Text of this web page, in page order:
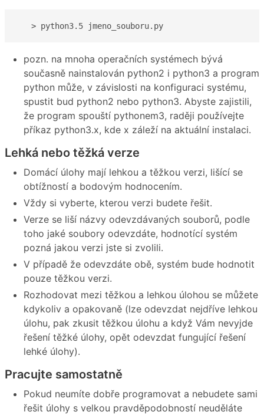
   > python3.5 jmeno_souboru.py
pozn. na mnoha operačních systémech bývá
současně nainstalován python2 i python3 a program
python může, v závislosti na konfiguraci systému,
spustit bud python2 nebo python3. Abyste zajistili,
že program spouští pythonem3, raději používejte
příkaz python3.x, kde x záleží na aktuální instalaci.
Lehká nebo těžká verze
Domácí úlohy mají lehkou a těžkou verzi, lišící se
obtížností a bodovým hodnocením.
Vždy si vyberte, kterou verzi budete řešit.
Verze se liší názvy odevzdávaných souborů, podle
toho jaké soubory odevzdáte, hodnotící systém
pozná jakou verzi jste si zvolili.
V případě že odevzdáte obě, systém bude hodnotit
pouze těžkou verzi.
Rozhodovat mezi těžkou a lehkou úlohou se můžete
kdykoliv a opakovaně (lze odevzdat nejdříve lehkou
úlohu, pak zkusit těžkou úlohu a když Vám nevyjde
řešení těžké úlohy, opět odevzdat fungující řešení
lehké úlohy).
Pracujte samostatně
Pokud neumíte dobře programovat a nebudete sami
řešit úlohy s velkou pravděpodobností neuděláte